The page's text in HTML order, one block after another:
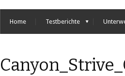
Home Testberichte